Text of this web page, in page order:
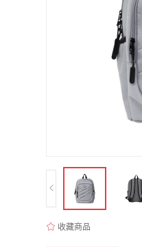
收藏商品